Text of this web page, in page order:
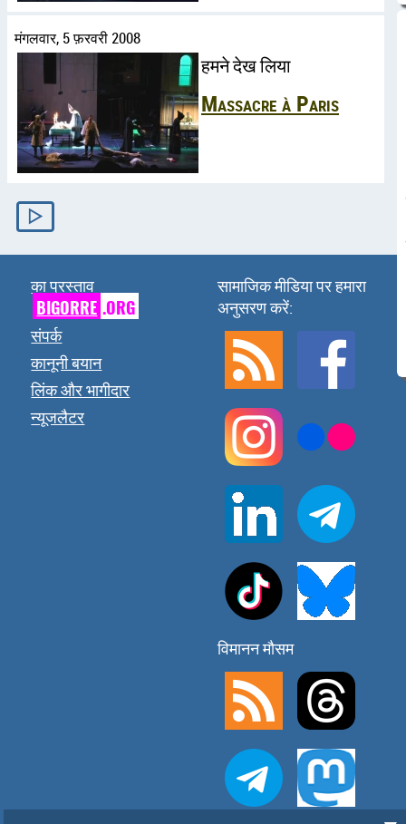
मंगलवार, 5 फ़रवरी 2008
हमने देख लिया
Massacre à Paris
▷
का प्रस्ताव
BIGORRE .ORG
संपर्क
कानूनी बयान
लिंक और भागीदार
न्यूजलैटर
सामाजिक मीडिया पर हमारा
अनुसरण करें:
विमानन मौसम